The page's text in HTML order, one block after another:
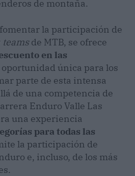
de montaña.
la participación de
teamsde MTB, se ofrece
en las
oportunidad única para los
parte de esta intensa
de una competencia de
Enduro Valle Las
una experiencia
para todas las
la participación de
e, incluso, de los más